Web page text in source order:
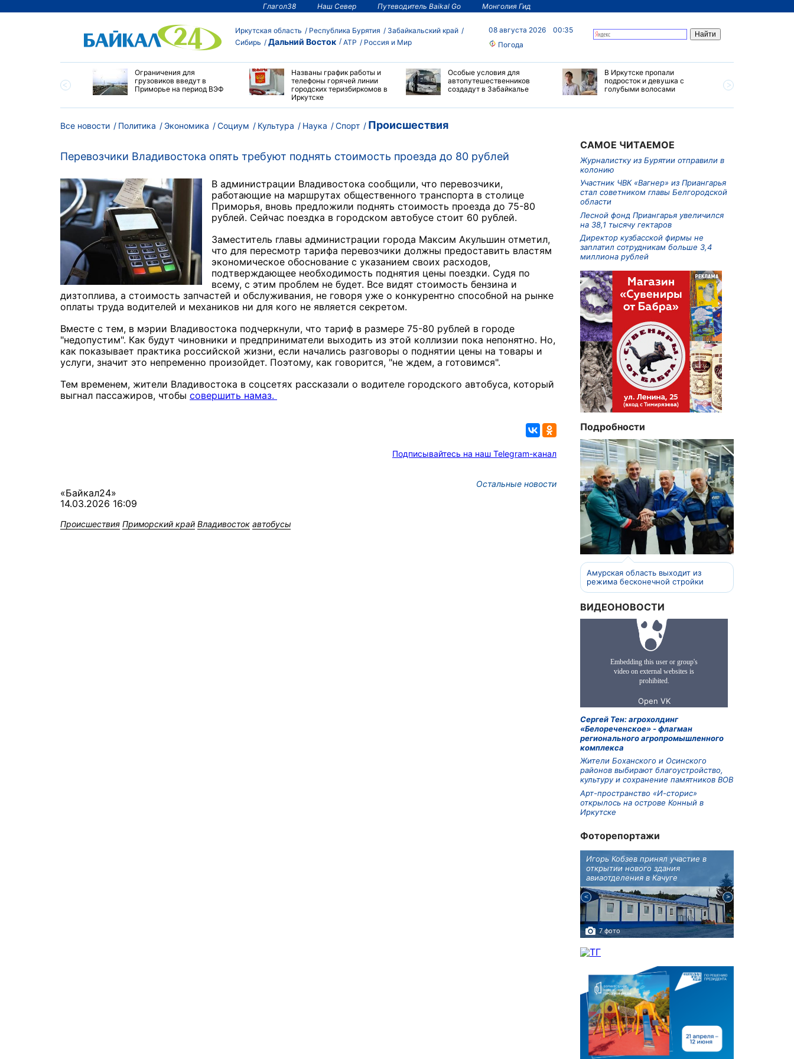
Глагол38 Наш Север Путеводитель Baikal Go Монголия Гид
Иркутская область Республика Бурятия
Забайкальский край
Сибирь
Дальний Восток АТР Россия и Мир
08 августа 2026
00:35
Погода
по управлению
Ограничения для
грузовиков введут в
Приморье на период ВЭФ
Названы график работы и
телефоны горячей линии
городских теризбиркомов в
Иркутске
Особые условия для
автопутешественников
создадут в Забайкалье
В Иркутске пропали
подросток и девушка с
голубыми волосами
Все новости Политика Экономика Социум Культура Наука Спорт Происшествия
Перевозчики Владивостока опять требуют поднять стоимость проезда до 80 рублей
В администрации Владивостока сообщили, что перевозчики,
работающие на маршрутах общественного транспорта в столице
Приморья, вновь предложили поднять стоимость проезда до 75-80
рублей. Сейчас поездка в городском автобусе стоит 60 рублей.
Заместитель главы администрации города Максим Акульшин отметил,
что для пересмотр тарифа перевозчики должны предоставить властям
экономическое обоснование с указанием своих расходов,
подтверждающее необходимость поднятия цены поездки. Судя по
всему, с этим проблем не будет. Все видят стоимость бензина и
дизтоплива, а стоимость запчастей и обслуживания, не говоря уже о конкурентно способной на рынке
оплаты труда водителей и механиков ни для кого не является секретом.
Вместе с тем, в мэрии Владивостока подчеркнули, что тариф в размере 75-80 рублей в городе
"недопустим". Как будут чиновники и предприниматели выходить из этой коллизии пока непонятно. Но,
как показывает практика российской жизни, если начались разговоры о поднятии цены на товары и
услуги, значит это непременно произойдет. Поэтому, как говорится, "не ждем, а готовимся".
Тем временем, жители Владивостока в соцсетях рассказали о водителе городского автобуса, который
выгнал пассажиров, чтобы совершить намаз.
Подписывайтесь на наш Telegram-канал
Остальные новости
«Байкал24»
14.03.2026 16:09
Происшествия Приморский край Владивосток автобусы
САМОЕ ЧИТАЕМОЕ
Журналистку из Бурятии отправили в
колонию
Участник ЧВК «Вагнер» из Приангарья
стал советником главы Белгородской
области
Лесной фонд Приангарья увеличился
на 38,1 тысячу гектаров
Директор кузбасской фирмы не
заплатил сотрудникам больше 3,4
миллиона рублей
Подробности
Амурская область выходит из
режима бесконечной стройки
ВИДЕОНОВОСТИ
Сергей Тен: агрохолдинг
«Белореченское» - флагман
регионального агропромышленного
комплекса
Жители Боханского и Осинского
районов выбирают благоустройство,
культуру и сохранение памятников ВОВ
Арт-пространство «И-сторис»
открылось на острове Конный в
Иркутске
Фоторепортажи
Игорь Кобзев принял участие в
открытии нового здания
авиаотделения в Качуге
7 фото